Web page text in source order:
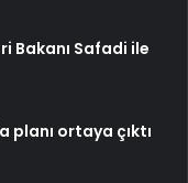
Bakanı Safadi ile
planı ortaya çıktı